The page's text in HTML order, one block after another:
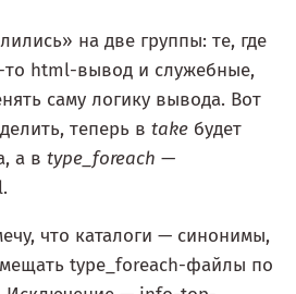
на две группы: те, где
то html-вывод и служебные,
саму логику вывода. Вот
теперь в take будет
а в type_foreach —
что каталоги — синонимы,
type_foreach-файлы по